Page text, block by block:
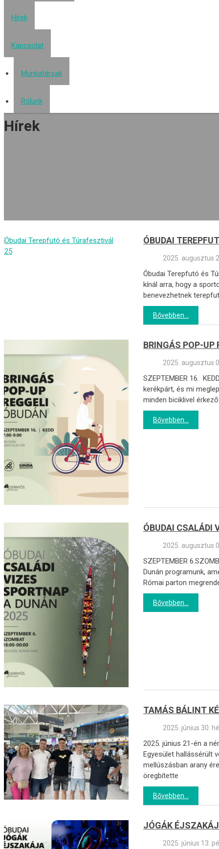
Hírek
Kapcsolat
Munkatársak
Rólunk
Hírek
ÓBUDAI
2025. augusztus
Óbudai Terepfutó és
kínál arra, hogy a sportolás
benevezhetnek
Bővebben...
BRINGÁS POP-UP
2025. augusztus
SZEPTEMBER 16.
kerékpárt, és mi
minden biciklivel
Bővebben...
ÓBUDAI CSALÁDI
2025. augusztus
SZEPTEMBER
Dunán programunk,
Római parton
Bővebben...
TAMÁS BÁLINT
2025. június 30.
2025. június 21-én a
Egyesület hallássérült
mellúszásban arany
öregbítette
Bővebben...
JÓGÁK
2025. június 13.